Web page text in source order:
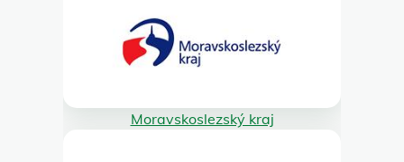
Moravskoslezský kraj